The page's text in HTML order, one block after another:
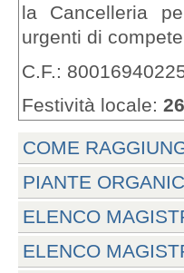
la Cancelleria
urgenti di
C.F.:
Festività locale:
COME
PIANTE
ELENCO
ELENCO